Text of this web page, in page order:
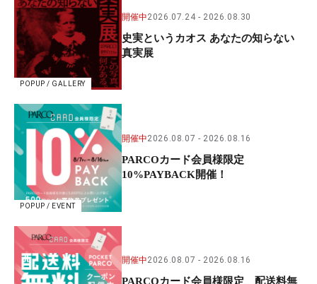
POPUP / GALLERY
開催中2026.07.24 2026.08.30
史実というカオス あなたの知らない
真実展
POPUP / EVENT
開催中2026.08.07 2026.08.16
PARCOカード会員様限定
10%PAYBACK開催！
開催中2026.08.07 2026.08.16
PARCOカード会員様限定 配送料無